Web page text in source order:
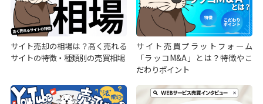
サイト売却の相場は？高く売れる
サイトの特徴・種類別の売買相場
サイト売買プラットフォーム
「ラッコM&A」とは？特徴やこ
だわりポイント